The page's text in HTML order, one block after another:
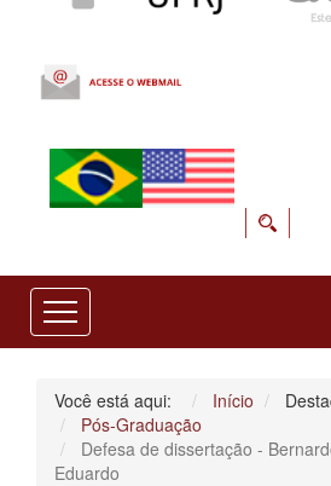
Você está aqui: Início
Pós-Graduação
Defesa de dissertação -
Eduardo